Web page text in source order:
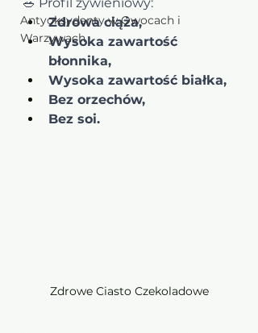
Antyoksydanty w Owocach i
Warzywach
Zdrowa ciąża,
Wysoka zawartość
błonnika,
Wysoka zawartość białka,
Bez orzechów,
Bez soi.
Zdrowe Ciasto Czekoladowe